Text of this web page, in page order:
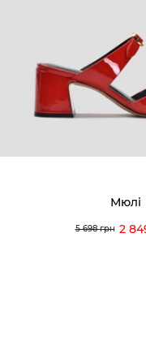
Мюлі
5 698 грн 2
Вакансії та Робота
Наші магазини